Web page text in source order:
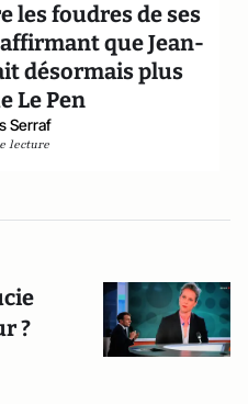
les foudres de ses
que Jean-
désormais plus
Le Pen
Serraf
lecture
?